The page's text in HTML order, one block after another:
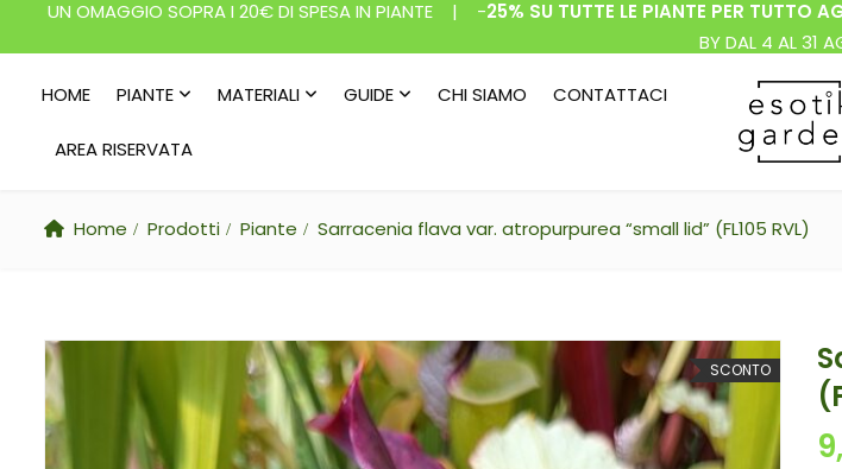
UN OMAGGIO SOPRA I 20€ DI SPESA IN PIANTE | -25% SU TUTTE LE PIANTE PER TUTTO
BY DAL 4 AL 31
HOME PIANTE MATERIALI GUIDE CHI SIAMO CONTATTACI
AREA RISERVATA
Home Prodotti Piante Sarracenia flava var. atropurpurea “small lid” (FL105 RVL)
SCONTO